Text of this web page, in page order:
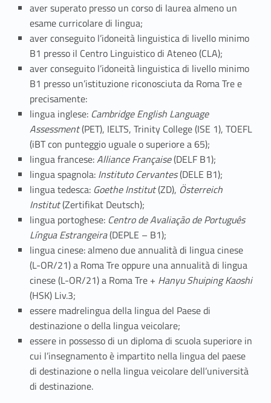
aver superato presso un corso di laurea almeno un
esame curricolare di lingua;
aver conseguito l’idoneità linguistica di livello minimo
B1 presso il Centro Linguistico di Ateneo (CLA);
aver conseguito l’idoneità linguistica di livello minimo
B1 presso un’istituzione riconosciuta da Roma Tre e
precisamente:
lingua inglese: Cambridge English Language
Assessment(PET), IELTS, Trinity College (ISE 1), TOEFL
(iBT con punteggio uguale o superiore a 65);
lingua francese:Alliance Française(DELF B1);
lingua spagnola: Instituto Cervantes(DELE B1);
lingua tedesca: Goethe Institut(ZD), Österreich
Institut(Zertifikat Deutsch);
lingua portoghese: Centro de Avaliação de Português
Língua Estrangeira(DEPLE – B1);
lingua cinese: almeno due annualità di lingua cinese
(L-OR/21) a Roma Tre oppure una annualità di lingua
cinese (L-OR/21) a Roma Tre + Hanyu Shuiping Kaoshi
(HSK) Liv.3;
essere madrelingua della lingua del Paese di
destinazione o della lingua veicolare;
essere in possesso di un diploma di scuola superiore in
cui l’insegnamento è impartito nella lingua del paese
di destinazione o nella lingua veicolare dell’università
di destinazione.